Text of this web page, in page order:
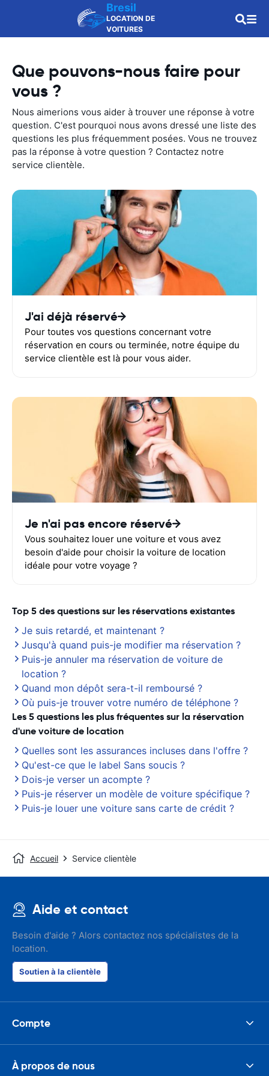
Bresil
LOCATION DE
VOITURES
Que pouvons-nous faire pour
vous ?
Nous aimerions vous aider à trouver une réponse à votre
question. C'est pourquoi nous avons dressé une liste des
questions les plus fréquemment posées. Vous ne trouvez
pas la réponse à votre question ? Contactez notre
service clientèle.
J'ai déjà réservé
Pour toutes vos questions concernant votre
réservation en cours ou terminée, notre équipe du
service clientèle est là pour vous aider.
Je n'ai pas encore réservé
Vous souhaitez louer une voiture et vous avez
besoin d'aide pour choisir la voiture de location
idéale pour votre voyage ?
Top 5 des questions sur les réservations existantes
Je suis retardé, et maintenant ?
Jusqu'à quand puis-je modifier ma réservation ?
Puis-je annuler ma réservation de voiture de
location ?
Quand mon dépôt sera-t-il remboursé ?
Où puis-je trouver votre numéro de téléphone ?
Les 5 questions les plus fréquentes sur la réservation
d'une voiture de location
Quelles sont les assurances incluses dans l'offre ?
Qu'est-ce que le label Sans soucis ?
Dois-je verser un acompte ?
Puis-je réserver un modèle de voiture spécifique ?
Puis-je louer une voiture sans carte de crédit ?
Accueil Service clientèle
Aide et contact
Besoin d'aide ? Alors contactez nos spécialistes de la
location.
Soutien à la clientèle
Compte
À propos de nous